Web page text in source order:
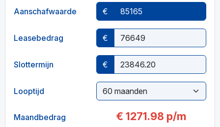
Aanschafwaarde €
Leasebedrag €
Slottermijn €
Looptijd
Maandbedrag € 1271.98 p/m